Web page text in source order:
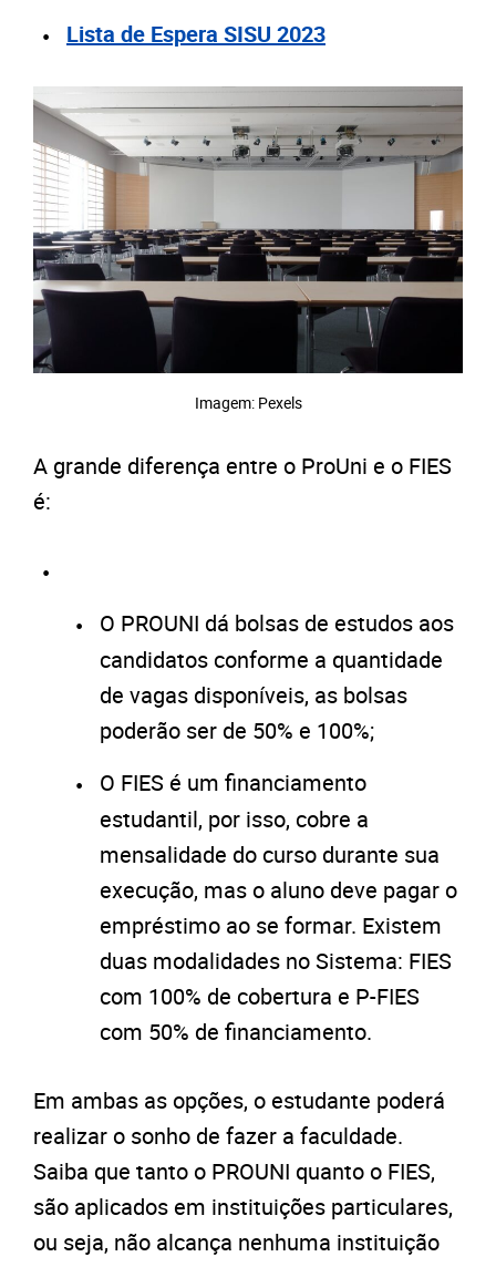
Lista de Espera SISU 2023
Imagem: Pexels
A grande diferença entre o ProUni e o FIES
é:
O PROUNI dá bolsas de estudos aos
candidatos conforme a quantidade
de vagas disponíveis, as bolsas
poderão ser de 50% e 100%;
O FIES é um financiamento
estudantil, por isso, cobre a
mensalidade do curso durante sua
execução, mas o aluno deve pagar o
empréstimo ao se formar. Existem
duas modalidades no Sistema: FIES
com 100% de cobertura e P-FIES
com 50% de financiamento.
Em ambas as opções, o estudante poderá
realizar o sonho de fazer a faculdade.
Saiba que tanto o PROUNI quanto o FIES,
são aplicados em instituições particulares,
ou seja, não alcança nenhuma instituição